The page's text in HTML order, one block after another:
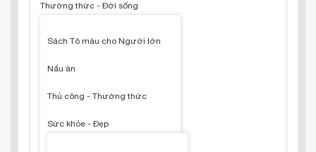
Thường thức - Đời sống
Sách Tô màu cho Người lớn
Nấu ăn
Thủ công - Thường thức
Sức khỏe - Đẹp